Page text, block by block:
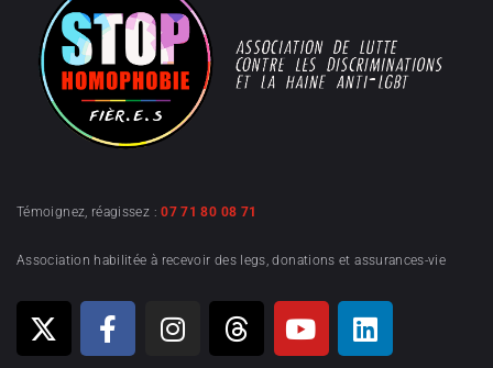
Témoignez, réagissez :07 71 80 08 71
Association habilitée à recevoir des legs, donations et assurances-vie